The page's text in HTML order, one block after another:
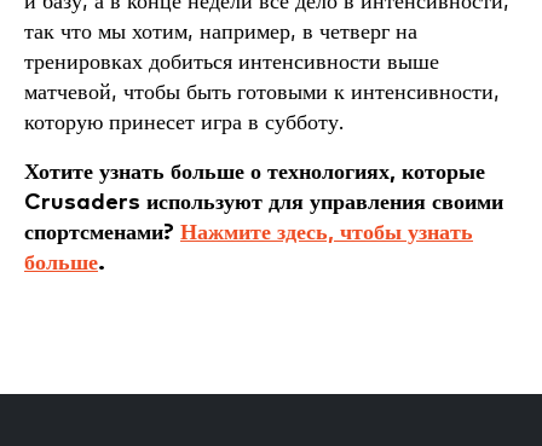
так что мы хотим, например, в четверг на
тренировках добиться интенсивности выше
матчевой, чтобы быть готовыми к интенсивности,
которую принесет игра в субботу.
Хотите узнать больше о технологиях, которые
Crusaders используют для управления своими
спортсменами? Нажмите здесь, чтобы узнать
больше.